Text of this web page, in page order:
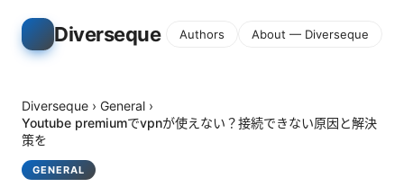
Diverseque Authors About — Diverseque
Diverseque › General ›
Youtube premiumでvpnが使えない？接続できない原因と解決
策を
GENERAL